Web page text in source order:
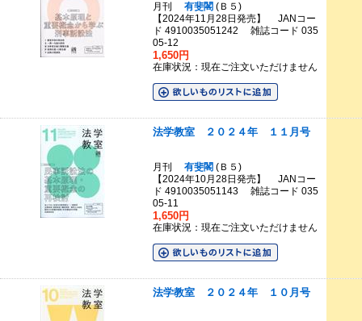
月刊 有斐閣 (Ｂ５)
【2024年11月28日発売】 JANコー
ド 4910035051242 雑誌コード 035
05-12
1,650円
在庫状況：現在ご注文いただけません
法学教室 ２０２４年 １１月号
月刊 有斐閣 (Ｂ５)
【2024年10月28日発売】 JANコー
ド 4910035051143 雑誌コード 035
05-11
1,650円
在庫状況：現在ご注文いただけません
法学教室 ２０２４年 １０月号